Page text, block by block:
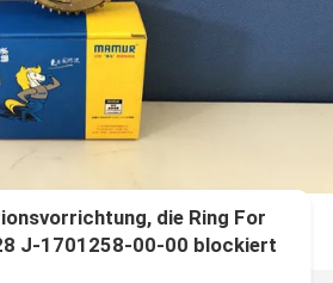
die Ring For
J-1701258-00-00 blockiert